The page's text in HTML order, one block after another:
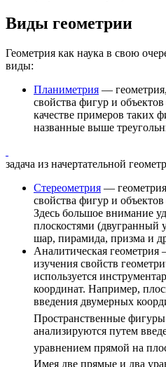
Виды геометрии
Геометрия как наука в свою
виды:
Планиметрия —
свойства фигур и
качестве примеров таких
названные выше
задача из начертательной
Стереометрия —
свойства фигур и
Здесь большое внимание
плоскостями
шар, пирамида, призма и
Аналитическая геометрия
изучения свойств
используется
координат. Например,
введения двумерных
Пространственные фигуры
анализируются путем
уравнением прямой на
Имея две прямые и два